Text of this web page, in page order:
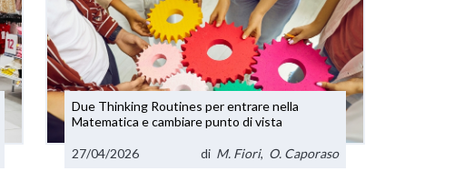
Due Thinking Routines per entrare nella
Matematica e cambiare punto di vista
27/04/2026 di M. Fiori, O. Caporaso